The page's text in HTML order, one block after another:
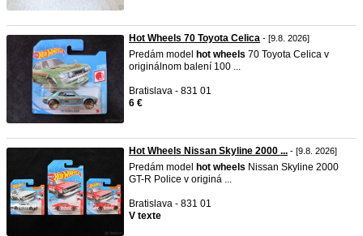
Hot Wheels 70 Toyota Celica - [9.8. 2026]
Predám model hot wheels 70 Toyota Celica v
originálnom balení 100 ...
Bratislava - 831 01
6 €
Hot Wheels Nissan Skyline 2000 ... - [9.8. 2026]
Predám model hot wheels Nissan Skyline 2000
GT-R Police v originá ...
Bratislava - 831 01
V texte